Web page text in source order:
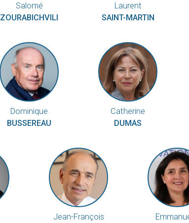
Salomé
ZOURABICHVILI
Laurent
SAINT-MARTIN
Dominique
BUSSEREAU
Catherine
DUMAS
Jean-François